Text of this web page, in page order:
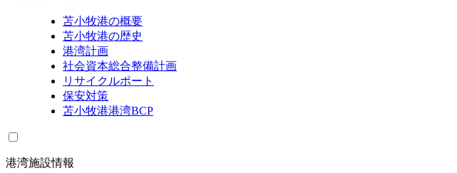
苫小牧港の概要
苫小牧港の歴史
港湾計画
社会資本総合整備計画
リサイクルポート
保安対策
苫小牧港港湾BCP
港湾施設情報